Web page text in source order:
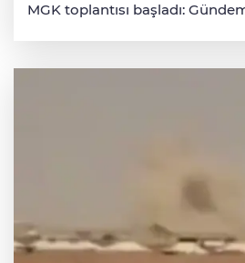
MGK toplantısı başladı: